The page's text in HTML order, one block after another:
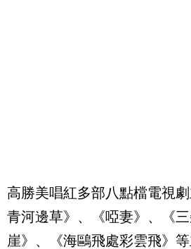
高勝美唱紅多部八點檔電視
青河邊草》、《啞妻》、《
崖》、《海鷗飛處彩雲飛》